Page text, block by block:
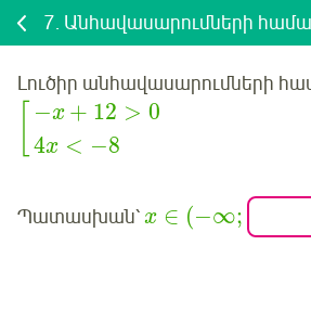
7. Անհավասարումների
Լուծիր անհավասարումների
−x + 12 > 0
4x < −8
Պատասխան՝ x ∈ (−∞;